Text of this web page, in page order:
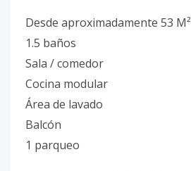
Desde aproximadamente 53 M²
1.5 baños
Sala / comedor
Cocina modular
Área de lavado
Balcón
1 parqueo